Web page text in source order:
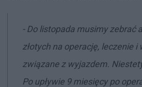
- Do listopada musimy zebrać
złotych na operację, leczenie
związane z wyjazdem.
Po upływie 9 miesięcy po